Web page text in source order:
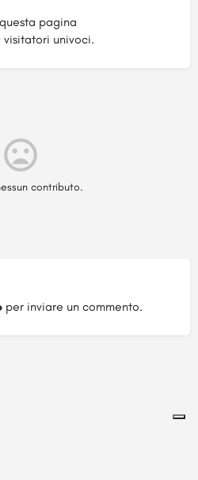
pagina
univoci.
contributo.
per inviare un commento.